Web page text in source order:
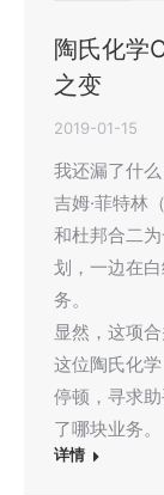
陶氏化学
之变
2019-01-15
我还漏了什么
吉姆·菲特林
和杜邦合二
划，一边在
务。
显然，这项
这位陶氏化
停顿，寻求
了哪块业务。
详情